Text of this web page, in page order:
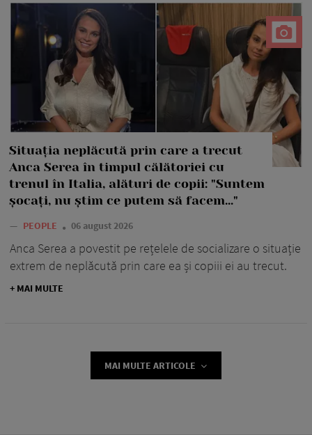
Situația neplăcută prin care a trecut
Anca Serea în timpul călătoriei cu
trenul în Italia, alături de copii: "Suntem
șocați, nu știm ce putem să facem..."
— PEOPLE 06 august 2026
Anca Serea a povestit pe rețelele de socializare o situație
extrem de neplăcută prin care ea și copiii ei au trecut.
+ MAI MULTE
MAI MULTE ARTICOLE